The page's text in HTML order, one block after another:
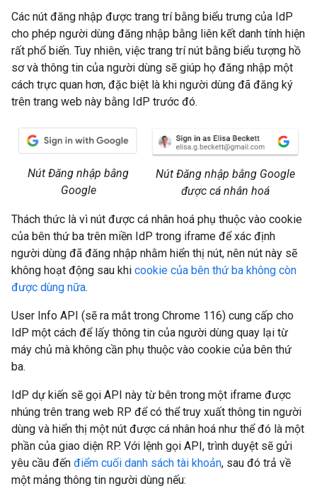
Các nút đăng nhập được trang trí bằng biểu trưng của IdP
cho phép người dùng đăng nhập bằng liên kết danh tính hiện
rất phổ biến. Tuy nhiên, việc trang trí nút bằng biểu tượng hồ
sơ và thông tin của người dùng sẽ giúp họ đăng nhập một
cách trực quan hơn, đặc biệt là khi người dùng đã đăng ký
trên trang web này bằng IdP trước đó.
Nút Đăng nhập bằng
Google
Nút Đăng nhập bằng Google
được cá nhân hoá
Thách thức là vì nút được cá nhân hoá phụ thuộc vào cookie
của bên thứ ba trên miền IdP trong iframe để xác định
người dùng đã đăng nhập nhằm hiển thị nút, nên nút này sẽ
không hoạt động sau khi cookie của bên thứ ba không còn
được dùng nữa.
User Info API (sẽ ra mắt trong Chrome 116) cung cấp cho
IdP một cách để lấy thông tin của người dùng quay lại từ
máy chủ mà không cần phụ thuộc vào cookie của bên thứ
ba.
IdP dự kiến sẽ gọi API này từ bên trong một iframe được
nhúng trên trang web RP để có thể truy xuất thông tin người
dùng và hiển thị một nút được cá nhân hoá như thể đó là một
phần của giao diện RP. Với lệnh gọi API, trình duyệt sẽ gửi
yêu cầu đến điểm cuối danh sách tài khoản, sau đó trả về
một mảng thông tin người dùng nếu: